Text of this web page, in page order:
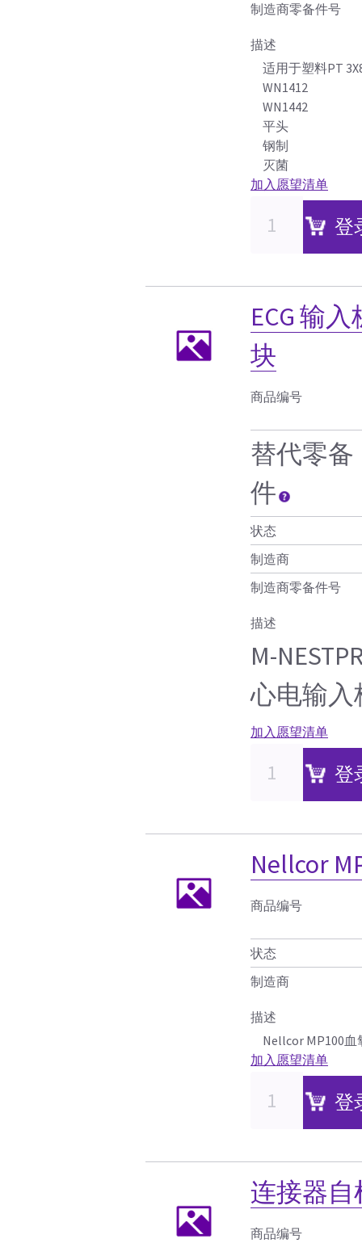
制造商零备件号
描述
适用于塑料PT
WN1412
WN1442
平头
钢制
灭菌
加入愿望清单
登
ECG 输
块
商品编号
替代零备
件
状态
制造商
制造商零备件号
描述
M-
心电输入
加入愿望清单
登
Nellcor
商品编号
状态
制造商
描述
Nellcor MP100
加入愿望清单
登
连接器自
商品编号